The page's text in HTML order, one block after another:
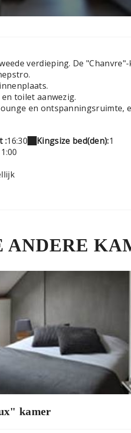
verdieping. De
toilet aanwezig.
en ontspanningsruimte,
:16:30
Kingsize bed(den):1
ANDERE
kamer